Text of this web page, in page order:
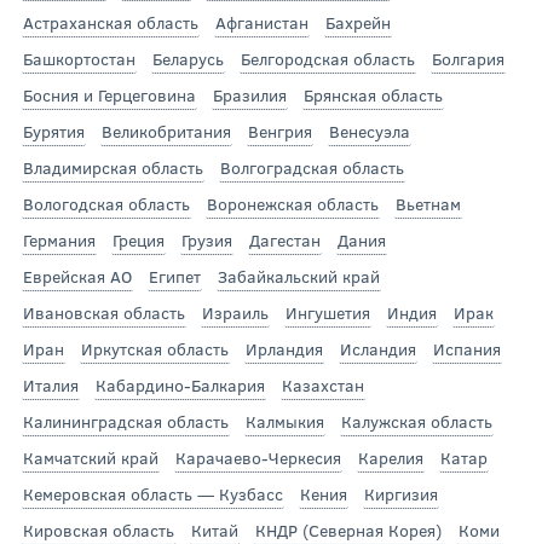
Астраханская область
Афганистан
Бахрейн
Башкортостан
Беларусь Белгородская область
Болгария
Босния и Герцеговина
Бразилия
Брянская область
Бурятия
Великобритания Венгрия
Венесуэла
Владимирская область
Волгоградская область
Вологодская область
Воронежская область
Вьетнам
Германия
Греция Грузия Дагестан
Дания
Еврейская АО
Египет
Забайкальский край
Ивановская область
Израиль Ингушетия Индия
Ирак
Иран
Иркутская область Ирландия Исландия
Испания
Италия
Кабардино-Балкария
Казахстан
Калининградская область
Калмыкия
Калужская область
Камчатский край
Карачаево-Черкесия Карелия
Катар
Кемеровская область — Кузбасс
Кения
Киргизия
Кировская область
Китай КНДР (Северная Корея)
Коми